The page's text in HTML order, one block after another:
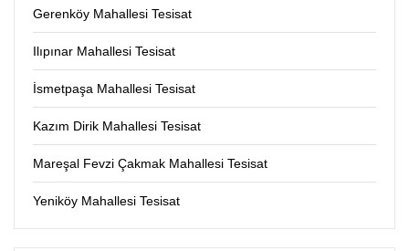
Gerenköy Mahallesi Tesisat
Ilıpınar Mahallesi Tesisat
İsmetpaşa Mahallesi Tesisat
Kazım Dirik Mahallesi Tesisat
Mareşal Fevzi Çakmak Mahallesi Tesisat
Yeniköy Mahallesi Tesisat